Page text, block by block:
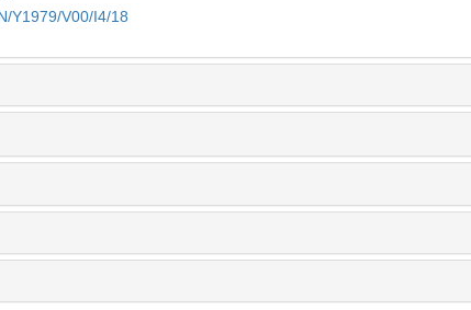
Y1979/V00/I4/18